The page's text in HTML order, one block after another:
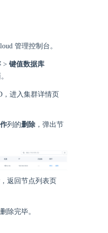
管理控制台。
> 键值数据库
进入集群详情页
列的删除 ，弹出节
，返回节点列表页
除完毕。